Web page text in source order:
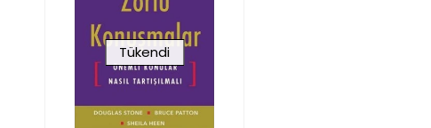
Tükendi